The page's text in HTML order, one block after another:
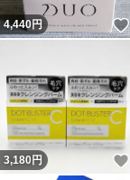
4,440円
3,180 円